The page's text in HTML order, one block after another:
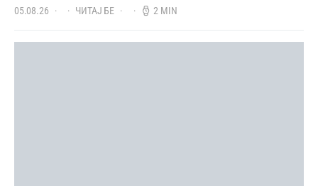
05.08.26 ЧИТАЈ БЕ 2 MIN